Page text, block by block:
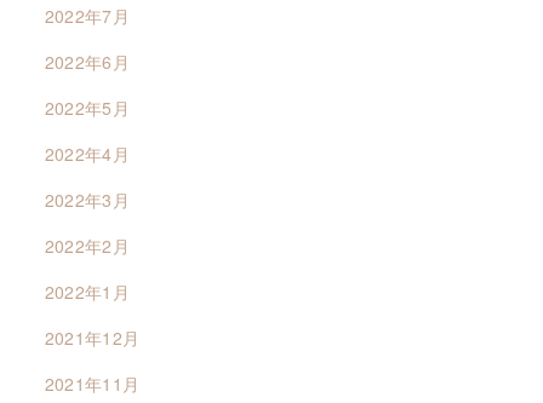
2022年7月
2022年6月
2022年5月
2022年4月
2022年3月
2022年2月
2022年1月
2021年12月
2021年11月